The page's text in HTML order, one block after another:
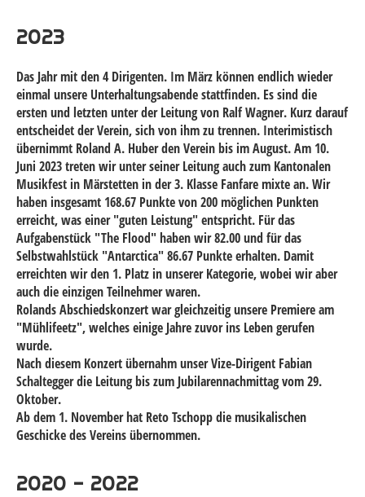
2023
Das Jahr mit den 4 Dirigenten. Im März können endlich wieder
einmal unsere Unterhaltungsabende stattfinden. Es sind die
ersten und letzten unter der Leitung von Ralf Wagner. Kurz darauf
entscheidet der Verein, sich von ihm zu trennen. Interimistisch
übernimmt Roland A. Huber den Verein bis im August. Am 10.
Juni 2023 treten wir unter seiner Leitung auch zum Kantonalen
Musikfest in Märstetten in der 3. Klasse Fanfare mixte an. Wir
haben insgesamt 168.67 Punktevon 200 möglichen Punkten
erreicht, was einer "guten Leistung" entspricht. Für das
Aufgabenstück "The Flood" haben wir82.00und für das
Selbstwahlstück "Antarctica"86.67 Punkteerhalten. Damit
erreichten wir den 1. Platz in unserer Kategorie, wobei wir aber
auch die einzigen Teilnehmer waren.
Rolands Abschiedskonzert war gleichzeitig unsere Premiere am
"Mühlifeetz", welches einige Jahre zuvor ins Leben gerufen
wurde.
Nach diesem Konzert übernahm unser Vize-Dirigent Fabian
Schaltegger die Leitung bis zum Jubilarennachmittag vom 29.
Oktober.
Ab dem 1. November hat Reto Tschopp die musikalischen
Geschicke des Vereins übernommen.
2020 - 2022